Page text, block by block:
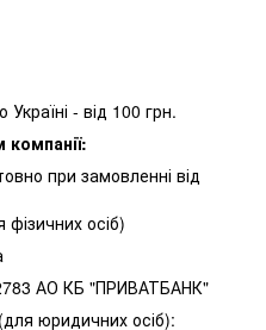
- від 100 грн.
при замовленні від
фізичних осіб)
АО КБ "ПРИВАТБАНК"
(для юридичних осіб):